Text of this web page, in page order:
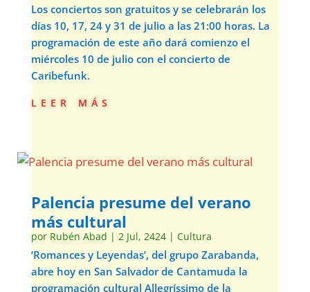
Los conciertos son gratuitos y se celebrarán los
días 10, 17, 24 y 31 de julio a las 21:00 horas. La
programación de este año dará comienzo el
miércoles 10 de julio con el concierto de
Caribefunk.
leer más
Palencia presume del verano
más cultural
por Rubén Abad | 2 Jul, 2424| Cultura
‘Romances y Leyendas’, del grupo Zarabanda,
abre hoy en San Salvador de Cantamuda la
programación cultural Allegríssimo de la